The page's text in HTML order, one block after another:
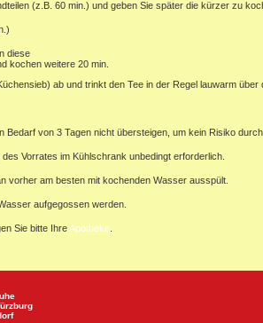
(z.B. 60 min.) und geben Sie später die kürzer zu
diese
kochen weitere 20 min.
ab und trinkt den Tee in der Regel lauwarm über
von 3 Tagen nicht übersteigen, um kein Risiko
Vorrates im Kühlschrank unbedingt erforderlich.
vorher am besten mit kochenden Wasser ausspült.
aufgegossen werden.
Sie bitte IhreApotheke